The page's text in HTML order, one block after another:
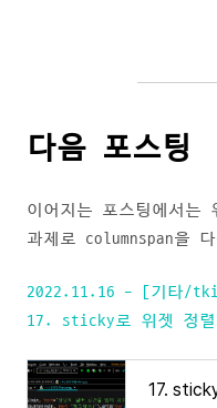
다음 포스팅
이어지는 포스팅에서
과제로 columnspan을
2022.11.16 - [기타/
17. sticky로 위젯 정렬
17.